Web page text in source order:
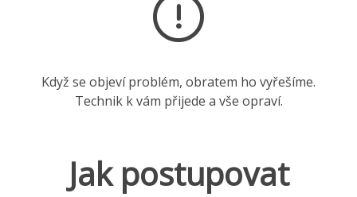
Když se objeví problém, obratem ho vyřešíme.
Technik k vám přijede a vše opraví.
Jak postupovat